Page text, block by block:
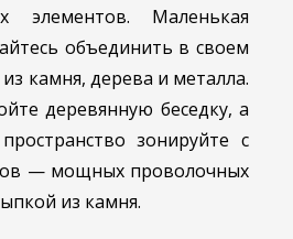
элементов. Маленькая
объединить в своем
камня, дерева и металла.
деревянную беседку, а
пространство зонируйте с
— мощных проволочных
из камня.